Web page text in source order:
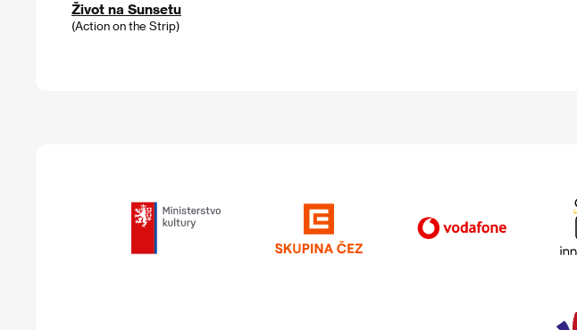
Život na Sunsetu
(Action on the Strip)